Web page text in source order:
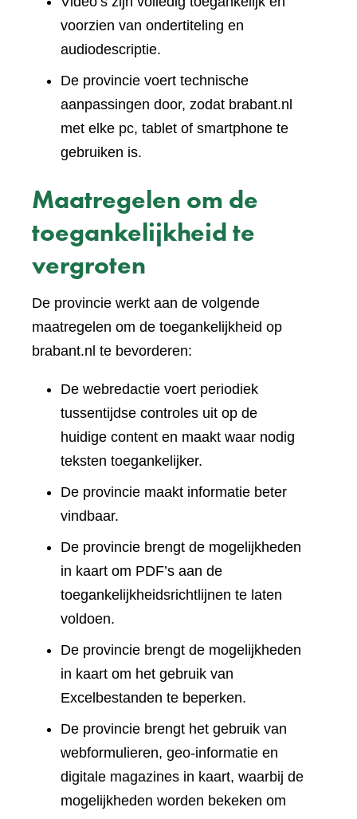
voorzien van ondertiteling en
audiodescriptie.
De provincie voert technische
aanpassingen door, zodat brabant.nl
met elke pc, tablet of smartphone te
gebruiken is.
Maatregelen om de
toegankelijkheid te
vergroten
De provincie werkt aan de volgende
maatregelen om de toegankelijkheid op
brabant.nl te bevorderen:
De webredactie voert periodiek
tussentijdse controles uit op de
huidige content en maakt waar nodig
teksten toegankelijker.
De provincie maakt informatie beter
vindbaar.
De provincie brengt de mogelijkheden
in kaart om PDF’s aan de
toegankelijkheidsrichtlijnen te laten
voldoen.
De provincie brengt de mogelijkheden
in kaart om het gebruik van
Excelbestanden te beperken.
De provincie brengt het gebruik van
webformulieren, geo-informatie en
digitale magazines in kaart, waarbij de
mogelijkheden worden bekeken om